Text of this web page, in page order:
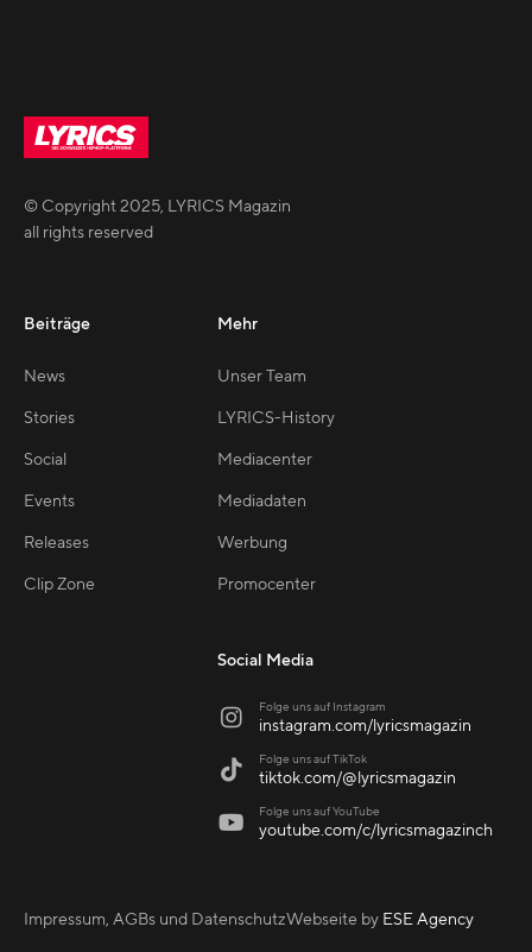
© Copyright2025, LYRICS Magazin
all rights reserved
Beiträge
News
Stories
Social
Events
Releases
Clip Zone
Mehr
Unser Team
LYRICS-History
Mediacenter
Mediadaten
Werbung
Promocenter
Social Media
 Folge uns auf Instagram
instagram.com/lyricsmagazin
 Folge uns auf TikTok
tiktok.com/@lyricsmagazin
 Folge uns auf YouTube
youtube.com/c/lyricsmagazinch
Impressum, AGBs und DatenschutzWebseite by ESE Agency